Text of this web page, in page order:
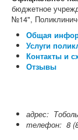
Отзывы о
бюджетное
№14",
Общая
Услуги
Контакты и
Отзывы
адрес:
телефон: 8